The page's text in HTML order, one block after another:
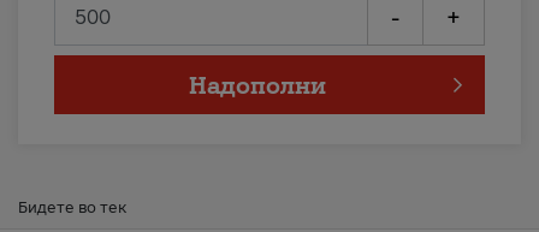
- +
Надополни
Бидете во тек